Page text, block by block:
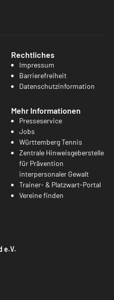
Rechtliches
Impressum
Barrierefreiheit
Datenschutzinformation
Mehr Informationen
Presseservice
Jobs
Württemberg Tennis
Zentrale Hinweisgeberstelle
für Prävention
interpersonaler Gewalt
Trainer- & Platzwart-Portal
Vereine finden
e.V.